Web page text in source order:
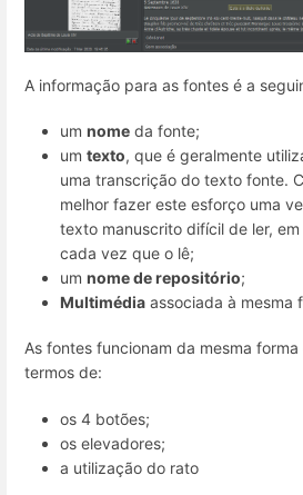
A informação para as fontes é a
um nome da fonte;
um texto, que é geralmente
uma transcrição do texto fonte.
melhor fazer este esforço uma
texto manuscrito difícil de ler,
cada vez que o lê;
um nome de repositório;
Multimédia associada à mesma
As fontes funcionam da mesma
termos de:
os 4 botões;
os elevadores;
a utilização do rato